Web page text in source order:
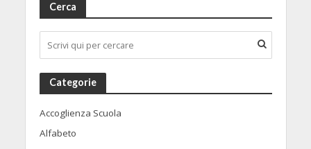
Cerca
Categorie
Accoglienza Scuola
Alfabeto